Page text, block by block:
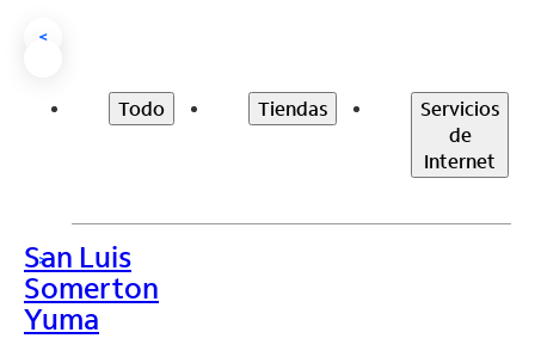
<
Todo Tiendas
Servicios
de
Internet
>
San Luis
Somerton
Yuma